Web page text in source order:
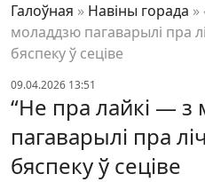
Галоўная » Навіны горада »
моладдзю пагаварылі пра
бяспеку ў сеціве
09.04.2026 13:51
“Не пра лайкі —
пагаварылі пра
бяспеку ў сеціве